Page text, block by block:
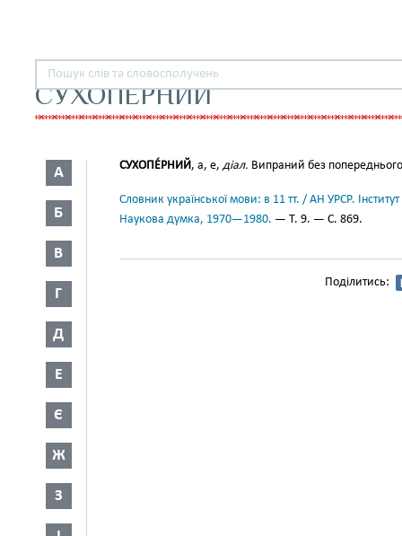
СУХОПЕРНИЙ
А
Б
В
Г
Д
Е
Є
Ж
З
СУХОПЕ́РНИЙ, а, е, діал. Випраний без
Словник української мови: в 11 тт. / АН УРСР.
Наукова думка, 1970—1980. — Т. 9. — С. 869.
Поділитись: